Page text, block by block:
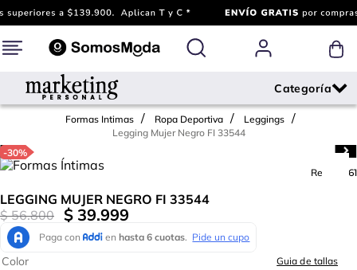
Formas Intimas Ropa Deportiva
Leggings
Legging Mujer Negro FI 33544
-30%
Ref.
681161
LEGGING MUJER NEGRO FI 33544
$ 56.800 $ 39.999
Color Guia de tallas